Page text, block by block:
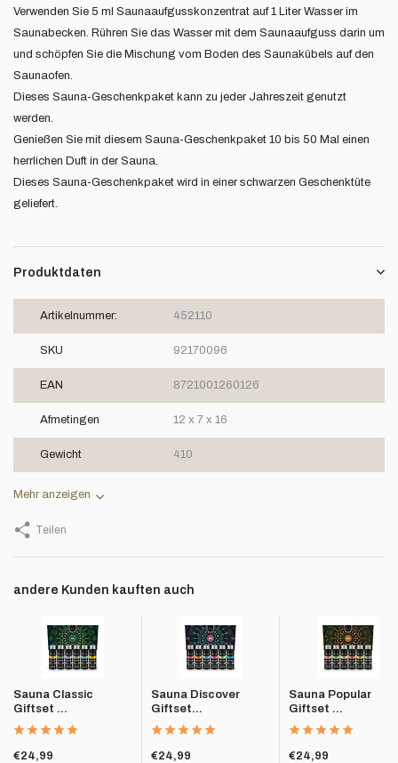
Verwenden Sie 5 ml Saunaaufgusskonzentrat auf 1 Liter Wasser im
Saunabecken. Rühren Sie das Wasser mit dem Saunaaufguss darin um
und schöpfen Sie die Mischung vom Boden des Saunakübels auf den
Saunaofen.
Dieses Sauna-Geschenkpaket kann zu jeder Jahreszeit genutzt
werden.
Genießen Sie mit diesem Sauna-Geschenkpaket 10 bis 50 Mal einen
herrlichen Duft in der Sauna.
Dieses Sauna-Geschenkpaket wird in einer schwarzen Geschenktüte
geliefert.
Produktdaten
Artikelnummer: 452110
SKU 92170096
EAN 8721001260126
Afmetingen 12 x 7 x 16
Gewicht 410
Mehr anzeigen
Teilen
andere Kunden kauften auch
Sauna Classic
Giftset ...
€24,99
Sauna Discover
Giftset...
€24,99
Sauna Popular
Giftset ...
€24,99